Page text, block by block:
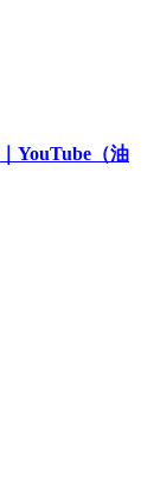
YouTube（油